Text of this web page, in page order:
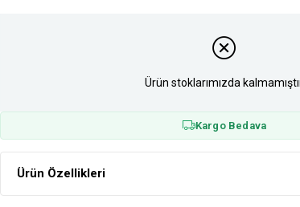
Ürün stoklarımızda
Kargo Bedava
Ürün Özellikleri